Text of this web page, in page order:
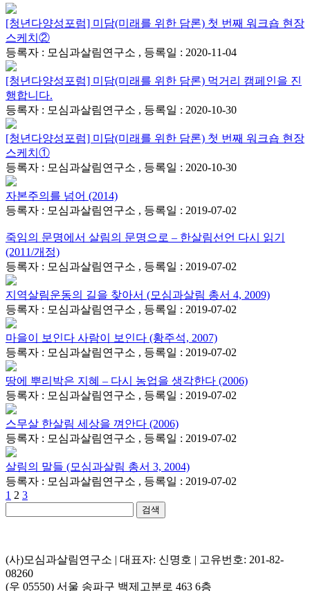
[청년다양성포럼] 미담(미래를 위한 담론) 첫 번째 워크숍 현장
스케치②
등록자 : 모심과살림연구소 , 등록일 : 2020-11-04
[청년다양성포럼] 미담(미래를 위한 담론) 먹거리 캠페인을 진
행합니다.
등록자 : 모심과살림연구소 , 등록일 : 2020-10-30
[청년다양성포럼] 미담(미래를 위한 담론) 첫 번째 워크숍 현장
스케치①
등록자 : 모심과살림연구소 , 등록일 : 2020-10-30
자본주의를 넘어 (2014)
등록자 : 모심과살림연구소 , 등록일 : 2019-07-02
죽임의 문명에서 살림의 문명으로 – 한살림선언 다시 읽기
(2011/개정)
등록자 : 모심과살림연구소 , 등록일 : 2019-07-02
지역살림운동의 길을 찾아서 (모심과살림 총서 4, 2009)
등록자 : 모심과살림연구소 , 등록일 : 2019-07-02
마을이 보인다 사람이 보인다 (황주석, 2007)
등록자 : 모심과살림연구소 , 등록일 : 2019-07-02
땅에 뿌리박은 지혜 – 다시 농업을 생각한다 (2006)
등록자 : 모심과살림연구소 , 등록일 : 2019-07-02
스무살 한살림 세상을 껴안다 (2006)
등록자 : 모심과살림연구소 , 등록일 : 2019-07-02
살림의 말들 (모심과살림 총서 3, 2004)
등록자 : 모심과살림연구소 , 등록일 : 2019-07-02
1 2 3
검색
(사)모심과살림연구소 | 대표자: 신명호 | 고유번호: 201-82-
08260
(우 05550) 서울 송파구 백제고분로 463 6층